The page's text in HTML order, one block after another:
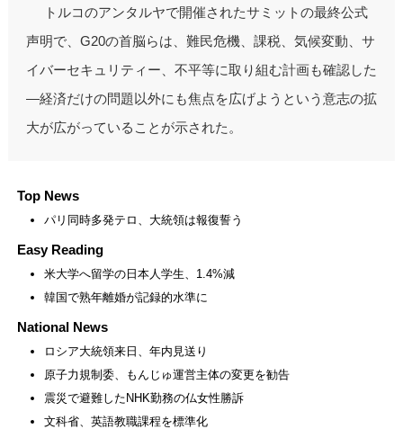
トルコのアンタルヤで開催されたサミットの最終公式
声明で、G20の首脳らは、難民危機、課税、気候変動、サ
イバーセキュリティー、不平等に取り組む計画も確認した
―経済だけの問題以外にも焦点を広げようという意志の拡
大が広がっていることが示された。
Top News
パリ同時多発テロ、大統領は報復誓う
Easy Reading
米大学へ留学の日本人学生、1.4%減
韓国で熟年離婚が記録的水準に
National News
ロシア大統領来日、年内見送り
原子力規制委、もんじゅ運営主体の変更を勧告
震災で避難したNHK勤務の仏女性勝訴
文科省、英語教職課程を標準化